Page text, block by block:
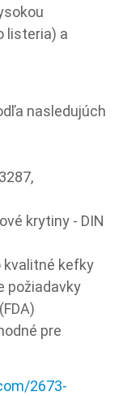
listeria) a
nasledujúch
krytiny - DIN
kvalitné kefky
požiadavky
pre
2673-